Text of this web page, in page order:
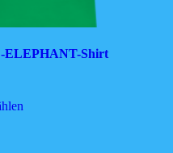
ELEPHANT-Shirt
Produkt